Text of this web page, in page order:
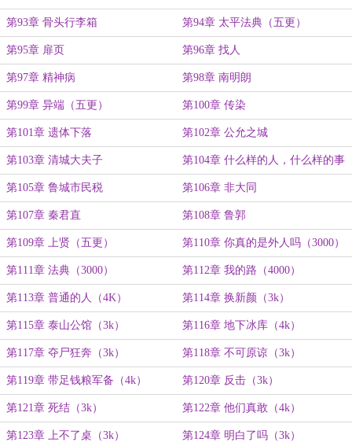
（二合一）
第93章 骨头行李箱 第94章 太平法典（五更）
第95章 扉页 第96章 找人
第97章 精神病 第98章 南明朗
第99章 异端（五更） 第100章 传染
第101章 遗体下落 第102章 公允之城
第103章 清城大夫子 第104章 什么样的人，什么样的事
（五更）
第105章 鲁城市民税 第106章 非大同
第107章 秦君直 第108章 鲁郭
第109章 上贤（五更） 第110章 你真的是外人吗（3000）
第111章 法典（3000） 第112章 我的路（4000）
第113章 普通的人（4K） 第114章 换新颜（3k）
第115章 泰山公馆（3k） 第116章 地下冰库（4k）
第117章 夺尸狂奔（3k） 第118章 不可原谅（3k）
第119章 带足钱粮军备（4k） 第120章 反击（3k）
第121章 死结（3k） 第122章 他们真敢（4k）
第123章 上不了桌（3k） 第124章 明白了吗（3k）